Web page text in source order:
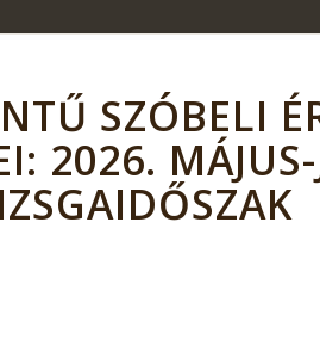
SZÓBELI
2026.